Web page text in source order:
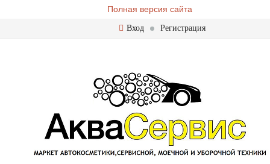
Полная версия сайта
Вход Регистрация